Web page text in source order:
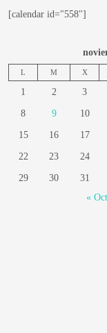
[calendar id="558"]
L M X
1 2 3
8 9 10
15 16 17
22 23 24
29 30
31
« Oct